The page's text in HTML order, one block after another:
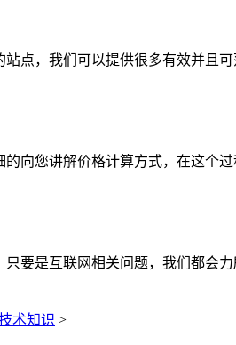
点，我们可以提供很多有效并且
向您讲解价格计算方式，在这个
要是互联网相关问题，我们都会
术知识 >